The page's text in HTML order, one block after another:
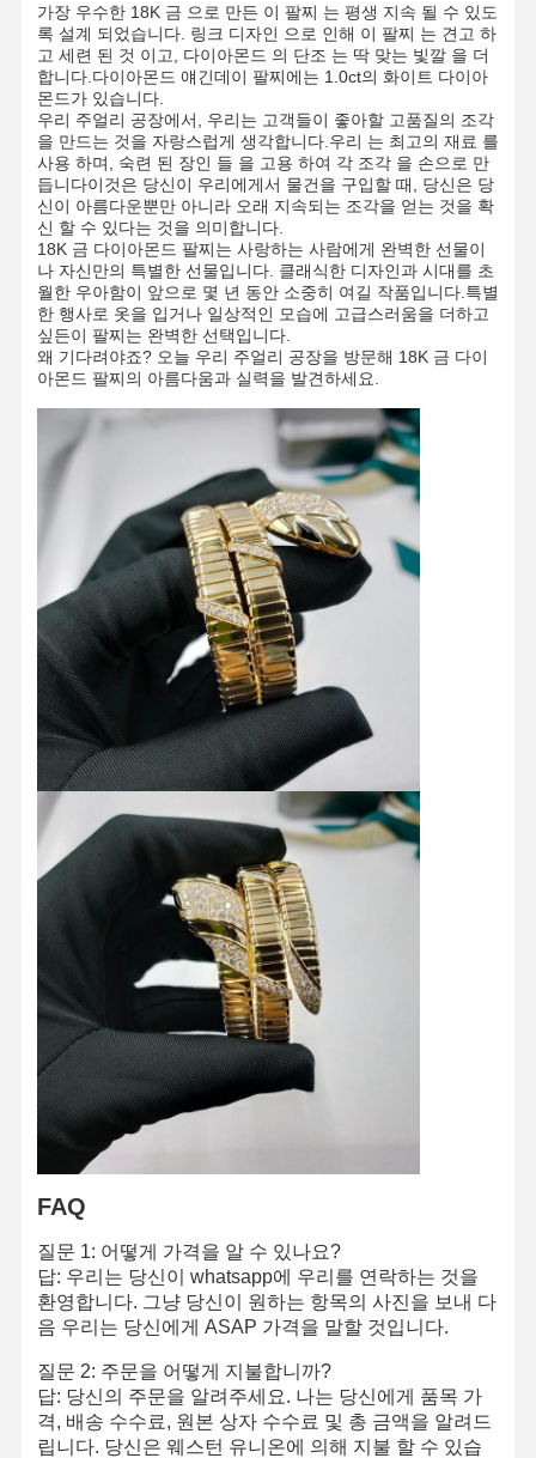
집 제품
공장 투어 품질 관리 저희와 연락 뉴스
사건 블로그
인용 을 요청
하십시오
가장 우수한 18K 금 으로 만든 이 팔찌 는 평생 지속 될 수 있도
록 설계 되었습니다. 링크 디자인 으로 인해 이 팔찌 는 견고 하
고 세련 된 것 이고, 다이아몬드 의 단조 는 딱 맞는 빛깔 을 더
합니다.다이아몬드 얘긴데이 팔찌에는 1.0ct의 화이트 다이아
몬드가 있습니다.
우리 주얼리 공장에서, 우리는 고객들이 좋아할 고품질의 조각
을 만드는 것을 자랑스럽게 생각합니다.우리 는 최고의 재료 를
사용 하며, 숙련 된 장인 들 을 고용 하여 각 조각 을 손으로 만
듭니다이것은 당신이 우리에게서 물건을 구입할 때, 당신은 당
신이 아름다운뿐만 아니라 오래 지속되는 조각을 얻는 것을 확
신 할 수 있다는 것을 의미합니다.
18K 금 다이아몬드 팔찌는 사랑하는 사람에게 완벽한 선물이
나 자신만의 특별한 선물입니다. 클래식한 디자인과 시대를 초
월한 우아함이 앞으로 몇 년 동안 소중히 여길 작품입니다.특별
한 행사로 옷을 입거나 일상적인 모습에 고급스러움을 더하고
싶든이 팔찌는 완벽한 선택입니다.
왜 기다려야죠? 오늘 우리 주얼리 공장을 방문해 18K 금 다이
아몬드 팔찌의 아름다움과 실력을 발견하세요.
FAQ
질문 1: 어떻게 가격을 알 수 있나요?
답: 우리는 당신이 whatsapp에 우리를 연락하는 것을
환영합니다. 그냥 당신이 원하는 항목의 사진을 보내 다
음 우리는 당신에게 ASAP 가격을 말할 것입니다.
질문 2: 주문을 어떻게 지불합니까?
답: 당신의 주문을 알려주세요. 나는 당신에게 품목 가
격, 배송 수수료, 원본 상자 수수료 및 총 금액을 알려드
립니다. 당신은 웨스턴 유니온에 의해 지불 할 수 있습